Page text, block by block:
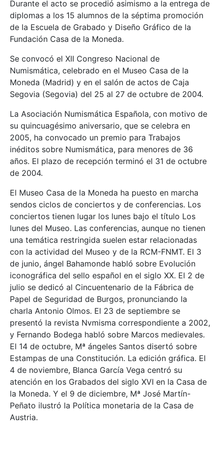
Durante el acto se procedió asimismo a la entrega de
diplomas a los 15 alumnos de la séptima promoción
de la Escuela de Grabado y Diseño Gráfico de la
Fundación Casa de la Moneda.
Se convocó el XII Congreso Nacional de
Numismática, celebrado en el Museo Casa de la
Moneda (Madrid) y en el salón de actos de Caja
Segovia (Segovia) del 25 al 27 de octubre de 2004.
La Asociación Numismática Española, con motivo de
su quincuagésimo aniversario, que se celebra en
2005, ha convocado un premio para Trabajos
inéditos sobre Numismática, para menores de 36
años. El plazo de recepción terminó el 31 de octubre
de 2004.
El Museo Casa de la Moneda ha puesto en marcha
sendos ciclos de conciertos y de conferencias. Los
conciertos tienen lugar los lunes bajo el título Los
lunes del Museo. Las conferencias, aunque no tienen
una temática restringida suelen estar relacionadas
con la actividad del Museo y de la RCM-FNMT. El 3
de junio, ángel Bahamonde habló sobre Evolución
iconográfica del sello español en el siglo XX. El 2 de
julio se dedicó al Cincuentenario de la Fábrica de
Papel de Seguridad de Burgos, pronunciando la
charla Antonio Olmos. El 23 de septiembre se
presentó la revista Nvmisma correspondiente a 2002,
y Fernando Bodega habló sobre Marcos medievales.
El 14 de octubre, Mª ángeles Santos disertó sobre
Estampas de una Constitución. La edición gráfica. El
4 de noviembre, Blanca García Vega centró su
atención en los Grabados del siglo XVI en la Casa de
la Moneda. Y el 9 de diciembre, Mª José Martín-
Peñato ilustró la Política monetaria de la Casa de
Austria.